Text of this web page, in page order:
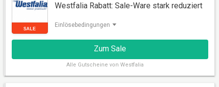
Westfalia Rabatt: Sale-Ware stark reduziert
Einlösebedingungen
Zum Sale
Alle Gutscheine von Westfalia